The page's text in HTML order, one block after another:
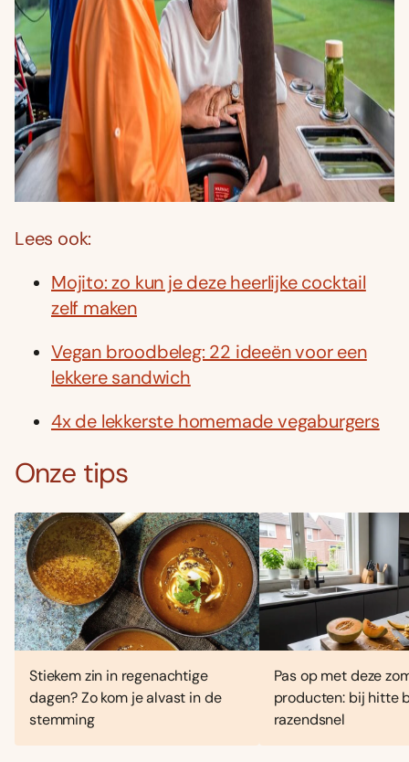
Lees ook:
Mojito: zo kun je deze heerlijke cocktail
zelf maken
Vegan broodbeleg: 22 ideeën voor een
lekkere sandwich
4x de lekkerste homemade vegaburgers
Onze tips
Stiekem zin in regenachtige
dagen? Zo kom je alvast in de
stemming
Pas op met deze
producten: bij hitte
razendsnel